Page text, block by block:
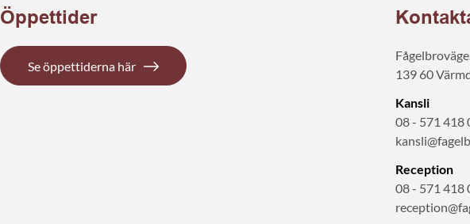
Öppettider
Se öppettiderna här
139 60
Kansli
08 - 571 418
Reception
08 - 571 418